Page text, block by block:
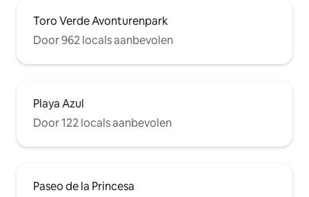
Toro Verde Avonturenpark
Door 962 locals aanbevolen
Playa Azul
Door 122 locals aanbevolen
Paseo de la Princesa